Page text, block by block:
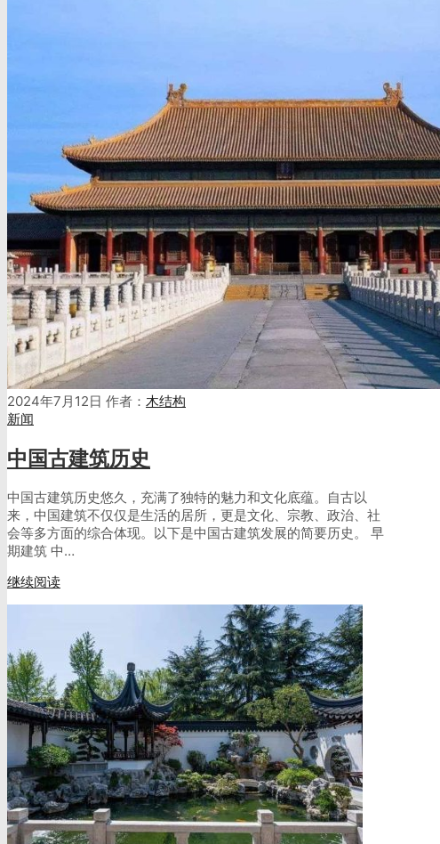
2024年7月12日 作者： 木结构
新闻
中国古建筑历史
中国古建筑历史悠久，充满了独特的魅力和文化底蕴。自古以
来，中国建筑不仅仅是生活的居所，更是文化、宗教、政治、社
会等多方面的综合体现。以下是中国古建筑发展的简要历史。 早
期建筑 中…
继续阅读